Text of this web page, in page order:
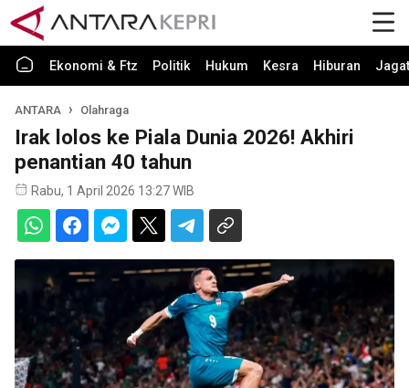
Ekonomi & Ftz Politik Hukum Kesra Hiburan Jagat
ANTARA Olahraga
Irak lolos ke Piala Dunia 2026! Akhiri
penantian 40 tahun
Rabu, 1 April 2026 13:27 WIB